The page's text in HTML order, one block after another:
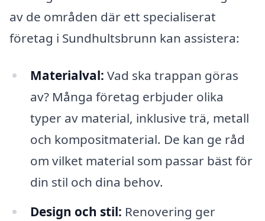
av de områden där ett specialiserat
företag i Sundhultsbrunn kan assistera:
Materialval: Vad ska trappan göras
av? Många företag erbjuder olika
typer av material, inklusive trä, metall
och kompositmaterial. De kan ge råd
om vilket material som passar bäst för
din stil och dina behov.
Design och stil: Renovering ger